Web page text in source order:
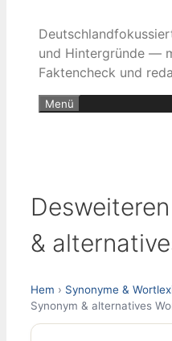
und Hintergründe —
Faktencheck und
Menü
&
Hem › Synonyme &
Synonym & alternatives